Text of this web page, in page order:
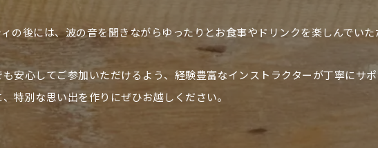
の後には、波の音を聞きながらゆったりとお食事やドリンクを楽しんでいた
安心してご参加いただけるよう、経験豊富なインストラクターが丁寧にサ
特別な思い出を作りにぜひお越しください。